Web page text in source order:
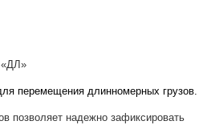
«ДЛ»
перемещения длинномерных грузов.
позволяет надежно зафиксировать